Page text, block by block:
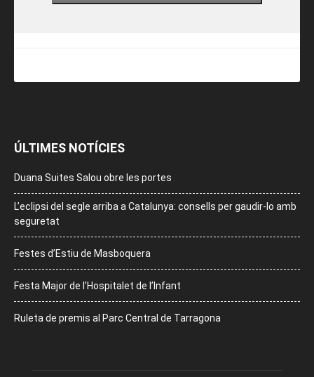
ÚLTIMES NOTÍCIES
Duana Suites Salou obre les portes
L’eclipsi del segle arriba a Catalunya: consells per gaudir-lo amb
seguretat
Festes d’Estiu de Masboquera
Festa Major de l’Hospitalet de l’Infant
Ruleta de premis al Parc Central de Tarragona